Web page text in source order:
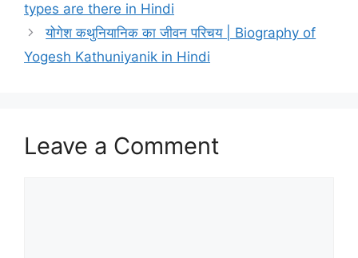
types are there in Hindi
योगेश कथुनियानिक का जीवन परिचय | Biography of
Yogesh Kathuniyanik in Hindi
Leave a Comment